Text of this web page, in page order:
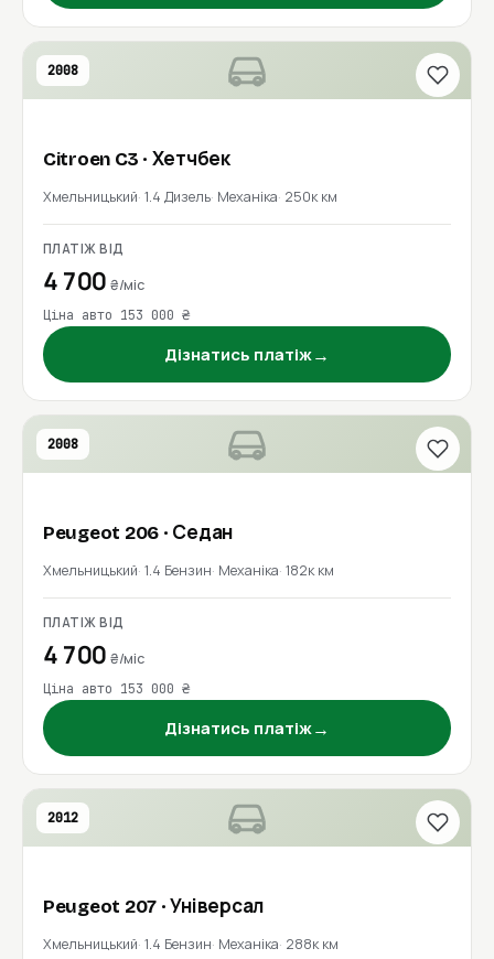
2008
Citroen C3 · Хетчбек
Хмельницький 1.4 Дизель Механіка 250к км
ПЛАТІЖ ВІД
4 700₴/міс
Ціна авто 153 000 ₴
Дізнатись платіж→
2008
Peugeot 206 · Седан
Хмельницький 1.4 Бензин Механіка 182к км
ПЛАТІЖ ВІД
4 700₴/міс
Ціна авто 153 000 ₴
Дізнатись платіж→
2012
Peugeot 207 · Універсал
Хмельницький 1.4 Бензин Механіка 288к км